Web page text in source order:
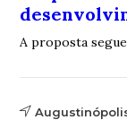
A proposta